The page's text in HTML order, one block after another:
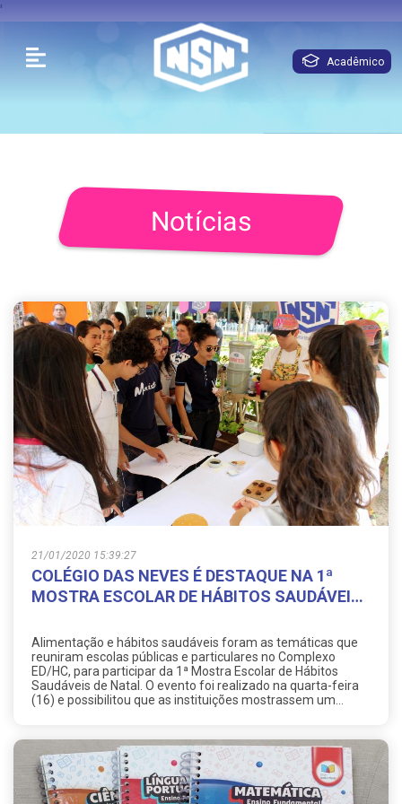
Acadêmico
'
Notícias
21/01/2020 15:39:27
COLÉGIO DAS NEVES É DESTAQUE NA 1ª
MOSTRA ESCOLAR DE HÁBITOS SAUDÁVEIS
Alimentação e hábitos saudáveis foram as temáticas que
reuniram escolas públicas e particulares no Complexo
ED/HC, para participar da 1ª Mostra Escolar de Hábitos
Saudáveis de Natal. O evento foi realizado na quarta-feira
(16) e possibilitou que as instituições mostrassem um
alunos, que apresentaram os trabalhos desenvolvidos
dentro do Núcleo de Aprofundamento dos Estudos (NAE).
Hambúrguer de soja, refrigerante saudável, canudo
biodegradável e males da alimentação foram os projetos